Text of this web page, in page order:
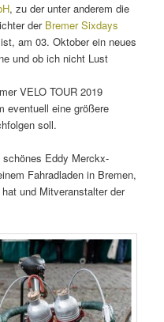
, zu der unter anderem die
der Bremer Sixdays
am 03. Oktober ein neues
und ob ich nicht Lust
VELO TOUR 2019
eventuell eine größere
soll.
Eddy Merckx-
Fahradladen in Bremen,
und Mitveranstalter der